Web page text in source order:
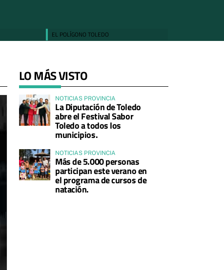
EL POLÍGONO TOLEDO
LO MÁS VISTO
NOTICIAS PROVINCIA
La Diputación de Toledo
abre el Festival Sabor
Toledo a todos los
municipios.
NOTICIAS PROVINCIA
Más de 5.000 personas
participan este verano en
el programa de cursos de
natación.